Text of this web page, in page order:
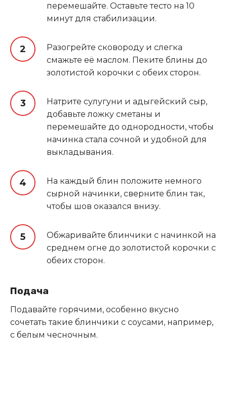
перемешайте. Оставьте тесто на 10
минут для стабилизации.
Разогрейте сковороду и слегка
смажьте её маслом. Пеките блины до
золотистой корочки с обеих сторон.
Натрите сулугуни и адыгейский сыр,
добавьте ложку сметаны и
перемешайте до однородности, чтобы
начинка стала сочной и удобной для
выкладывания.
На каждый блин положите немного
сырной начинки, сверните блин так,
чтобы шов оказался внизу.
Обжаривайте блинчики с начинкой на
среднем огне до золотистой корочки с
обеих сторон.
Подача
Подавайте горячими, особенно вкусно
сочетать такие блинчики с соусами, например,
с белым чесночным.